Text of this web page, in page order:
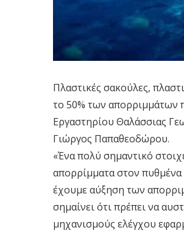
Πλαστικές σακούλες,
το 50% των απορριμμάτων
Εργαστηρίου Θαλάσσιας
Γιώργος Παπαθεοδώρου.
«Ένα πολύ σημαντικό
απορρίμματα στον πυθμένα
έχουμε αύξηση των
σημαίνει ότι πρέπει να
μηχανισμούς ελέγχου